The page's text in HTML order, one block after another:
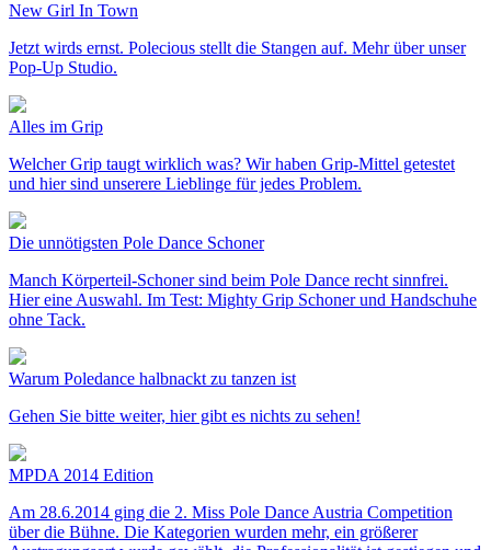
New Girl In Town
Jetzt wirds ernst. Polecious stellt die Stangen auf. Mehr über unser
Pop-Up Studio.
Alles im Grip
Welcher Grip taugt wirklich was? Wir haben Grip-Mittel getestet
und hier sind unserere Lieblinge für jedes Problem.
Die unnötigsten Pole Dance Schoner
Manch Körperteil-Schoner sind beim Pole Dance recht sinnfrei.
Hier eine Auswahl. Im Test: Mighty Grip Schoner und Handschuhe
ohne Tack.
Warum Poledance halbnackt zu tanzen ist
Gehen Sie bitte weiter, hier gibt es nichts zu sehen!
MPDA 2014 Edition
Am 28.6.2014 ging die 2. Miss Pole Dance Austria Competition
über die Bühne. Die Kategorien wurden mehr, ein größerer